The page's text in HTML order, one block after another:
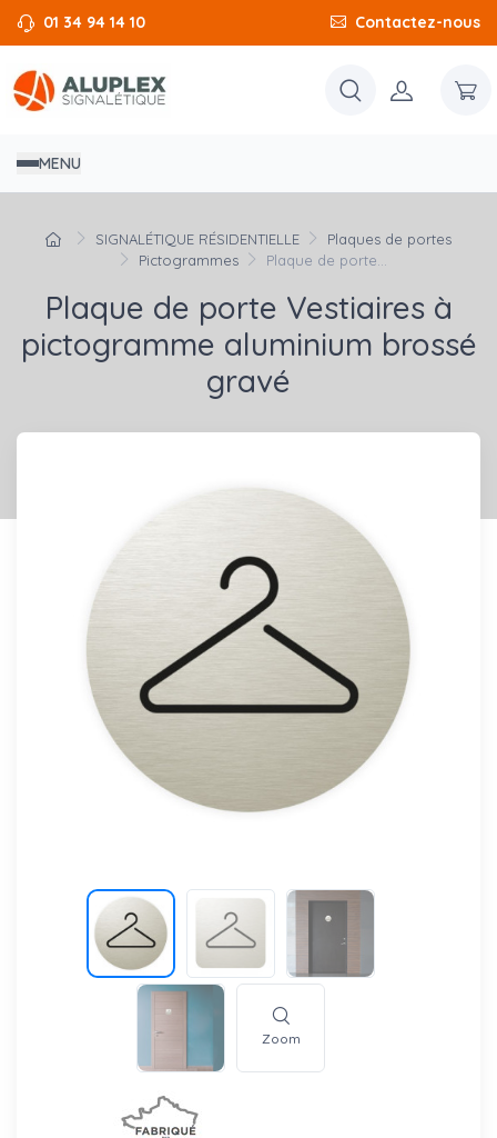
01 34 94 14 10 Contactez-nous
MENU
SIGNALÉTIQUE RÉSIDENTIELLE
Plaques de portes
Pictogrammes
Plaque de porte...
Plaque de porte Vestiaires à
pictogramme aluminium brossé
gravé
Zoom